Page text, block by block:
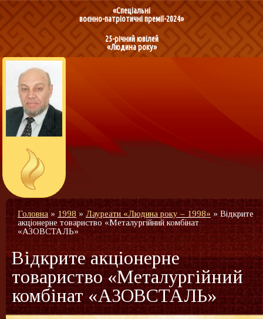
«Спеціальні
воєнно-патріотичні премії-2024»
25-річний ювілей
«Людина року»
Головна » 1998 » Лауреати «Людина року – 1998» » Відкрите
акціонерне товариство «Металургійний комбінат
«АЗОВСТАЛЬ»
Відкрите акціонерне
товариство «Металургійний
комбінат «АЗОВСТАЛЬ»